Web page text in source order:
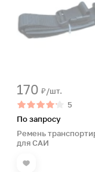
170 ₽/шт.
5
По запросу
Ремень
для САИ